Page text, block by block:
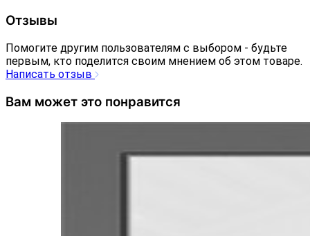
Отзывы
Помогите другим пользователям с выбором - будьте
первым, кто поделится своим мнением об этом товаре.
Написать отзыв
Вам может это понравится